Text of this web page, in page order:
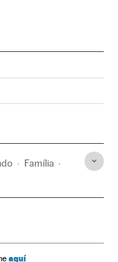
Facebook
Família
aquí